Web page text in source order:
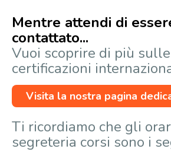
Mentre attendi di
contattato...
Vuoi scoprire di più
certificazioni
Visita la nostra pagina
Ti ricordiamo che gli
segreteria corsi sono i